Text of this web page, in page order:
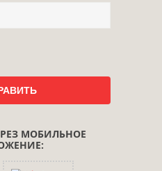
МОБИЛЬНОЕ